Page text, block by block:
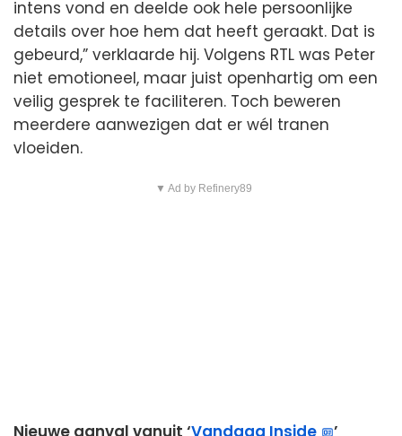
intens vond en deelde ook hele persoonlijke
details over hoe hem dat heeft geraakt. Dat is
gebeurd,” verklaarde hij. Volgens RTL was Peter
niet emotioneel, maar juist openhartig om een
veilig gesprek te faciliteren. Toch beweren
meerdere aanwezigen dat er wél tranen
vloeiden.
▼ Ad by Refinery89
Nieuwe aanval vanuit ‘Vandaag Inside ’